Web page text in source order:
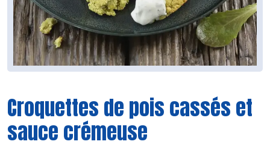
Croquettes de pois cassés et
sauce crémeuse